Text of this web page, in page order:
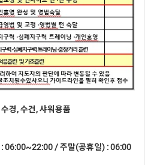
경, 수건, 샤워용품
: 06:00~22:00 / 주말(공휴일) : 06:00